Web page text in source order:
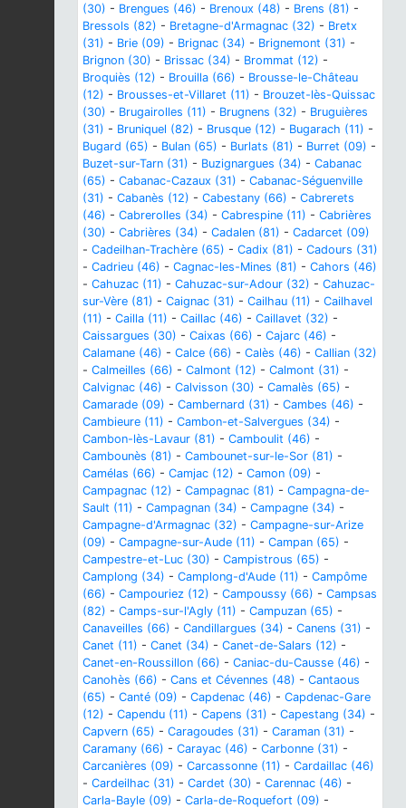
(30) - Brengues (46) - Brenoux (48) - Brens (81) -
Bressols (82) - Bretagne-d'Armagnac (32) - Bretx
(31) - Brie (09) - Brignac (34) - Brignemont (31) -
Brignon (30) - Brissac (34) - Brommat (12) -
Broquiès (12) - Brouilla (66) - Brousse-le-Château
(12) - Brousses-et-Villaret (11) - Brouzet-lès-Quissac
(30) - Brugairolles (11) - Brugnens (32) - Bruguières
(31) - Bruniquel (82) - Brusque (12) - Bugarach (11) -
Bugard (65) - Bulan (65) - Burlats (81) - Burret (09) -
Buzet-sur-Tarn (31) - Buzignargues (34) - Cabanac
(65) - Cabanac-Cazaux (31) - Cabanac-Séguenville
(31) - Cabanès (12) - Cabestany (66) - Cabrerets
(46) - Cabrerolles (34) - Cabrespine (11) - Cabrières
(30) - Cabrières (34) - Cadalen (81) - Cadarcet (09)
- Cadeilhan-Trachère (65) - Cadix (81) - Cadours (31)
- Cadrieu (46) - Cagnac-les-Mines (81) - Cahors (46)
- Cahuzac (11) - Cahuzac-sur-Adour (32) - Cahuzac-
sur-Vère (81) - Caignac (31) - Cailhau (11) - Cailhavel
(11) - Cailla (11) - Caillac (46) - Caillavet (32) -
Caissargues (30) - Caixas (66) - Cajarc (46) -
Calamane (46) - Calce (66) - Calès (46) - Callian (32)
- Calmeilles (66) - Calmont (12) - Calmont (31) -
Calvignac (46) - Calvisson (30) - Camalès (65) -
Camarade (09) - Cambernard (31) - Cambes (46) -
Cambieure (11) - Cambon-et-Salvergues (34) -
Cambon-lès-Lavaur (81) - Camboulit (46) -
Cambounès (81) - Cambounet-sur-le-Sor (81) -
Camélas (66) - Camjac (12) - Camon (09) -
Campagnac (12) - Campagnac (81) - Campagna-de-
Sault (11) - Campagnan (34) - Campagne (34) -
Campagne-d'Armagnac (32) - Campagne-sur-Arize
(09) - Campagne-sur-Aude (11) - Campan (65) -
Campestre-et-Luc (30) - Campistrous (65) -
Camplong (34) - Camplong-d'Aude (11) - Campôme
(66) - Campouriez (12) - Campoussy (66) - Campsas
(82) - Camps-sur-l'Agly (11) - Campuzan (65) -
Canaveilles (66) - Candillargues (34) - Canens (31) -
Canet (11) - Canet (34) - Canet-de-Salars (12) -
Canet-en-Roussillon (66) - Caniac-du-Causse (46) -
Canohès (66) - Cans et Cévennes (48) - Cantaous
(65) - Canté (09) - Capdenac (46) - Capdenac-Gare
(12) - Capendu (11) - Capens (31) - Capestang (34) -
Capvern (65) - Caragoudes (31) - Caraman (31) -
Caramany (66) - Carayac (46) - Carbonne (31) -
Carcanières (09) - Carcassonne (11) - Cardaillac (46)
- Cardeilhac (31) - Cardet (30) - Carennac (46) -
Carla-Bayle (09) - Carla-de-Roquefort (09) -